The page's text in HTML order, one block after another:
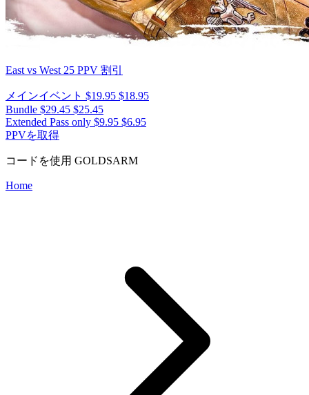
East vs West 25 PPV 割引
メインイベント $19.95 $18.95
Bundle $29.45 $25.45
Extended Pass only $9.95 $6.95
PPVを取得
コードを使用 GOLDSARM
Home